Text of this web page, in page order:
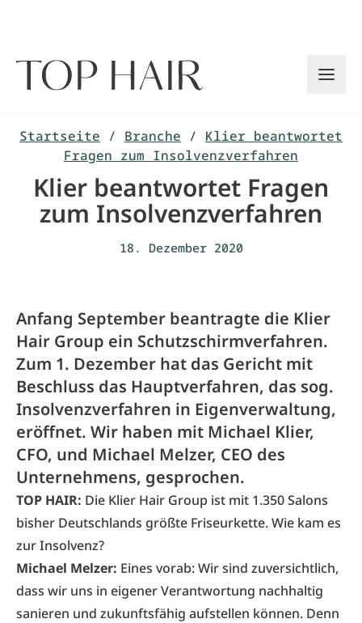
Startseite / Branche / Klier beantwortet
Fragen zum Insolvenzverfahren
Klier beantwortet Fragen
zum Insolvenzverfahren
18. Dezember 2020
Anfang September beantragte die Klier
Hair Group ein Schutzschirmverfahren.
Zum 1. Dezember hat das Gericht mit
Beschluss das Hauptverfahren, das sog.
Insolvenzverfahren in Eigenverwaltung,
eröffnet. Wir haben mit Michael Klier,
CFO, und Michael Melzer, CEO des
Unternehmens, gesprochen.
TOP HAIR: Die Klier Hair Group ist mit 1.350 Salons
bisher Deutschlands größte Friseurkette. Wie kam es
zur Insolvenz?
Michael Melzer: Eines vorab: Wir sind zuversichtlich,
dass wir uns in eigener Verantwortung nachhaltig
sanieren und zukunftsfähig aufstellen können. Denn